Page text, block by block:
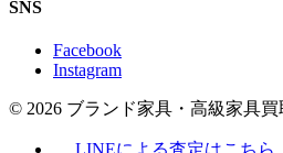
SNS
Facebook
Instagram
© 2026 ブランド家具・高級家具